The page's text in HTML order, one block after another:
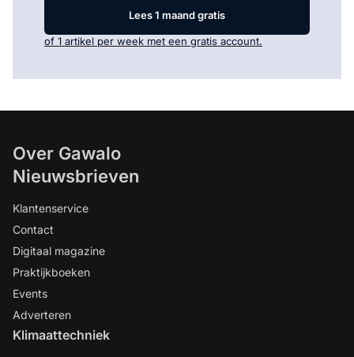
Lees 1 maand gratis
of 1 artikel per week met een gratis account.
Over Gawalo
Nieuwsbrieven
Klantenservice
Contact
Digitaal magazine
Praktijkboeken
Events
Adverteren
Klimaattechniek